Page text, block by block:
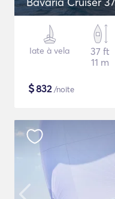
Iate à vela
37 ft
11 m
$832/noite